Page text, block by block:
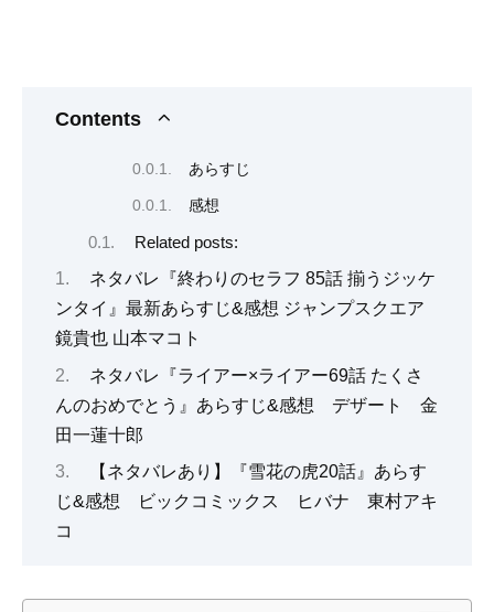
Contents
あらすじ
感想
Related posts:
ネタバレ『終わりのセラフ 85話 揃うジッケ
ンタイ』最新あらすじ&感想 ジャンプスクエア
鏡貴也 山本マコト
ネタバレ『ライアー×ライアー69話 たくさ
んのおめでとう』あらすじ&感想 デザート 金
田一蓮十郎
【ネタバレあり】『雪花の虎20話』あらす
じ&感想 ビックコミックス ヒバナ 東村アキ
コ